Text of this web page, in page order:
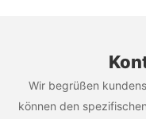
Wir begrüßen
können den